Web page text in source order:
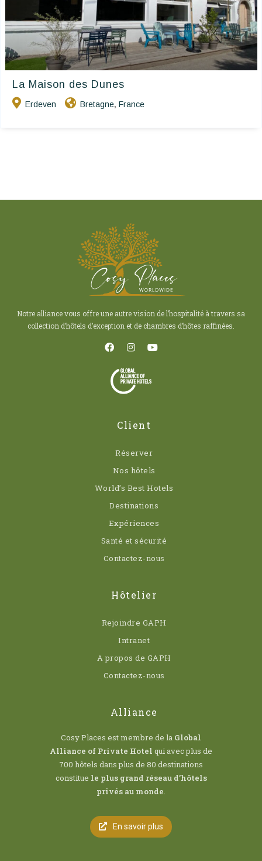
La Maison des Dunes
Erdeven Bretagne, France
Notre alliance vous offre une autre vision de l’hospitalité à travers sa
collection d’hôtels d’exception et de chambres d’hôtes raffinées.
Client
Réserver
Nos hôtels
World’s Best Hotels
Destinations
Expériences
Santé et sécurité
Contactez-nous
Hôtelier
Rejoindre GAPH
Intranet
A propos de GAPH
Contactez-nous
Alliance
Cosy Places est membre de la Global
Alliance of Private Hotel qui avec plus de
700 hôtels dans plus de 80 destinations
constitue le plus grand réseau d’hôtels
privés au monde
En savoir plus